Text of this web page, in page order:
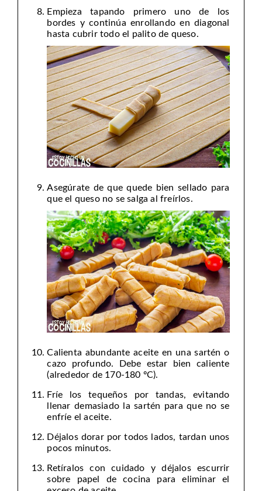
Empieza tapando primero uno de los
bordes y continúa enrollando en diagonal
hasta cubrir todo el palito de queso.
Asegúrate de que quede bien sellado para
que el queso no se salga al freírlos.
Calienta abundante aceite en una sartén o
cazo profundo. Debe estar bien caliente
(alrededor de 170-180 ºC).
Fríe los tequeños por tandas, evitando
llenar demasiado la sartén para que no se
enfríe el aceite.
Déjalos dorar por todos lados, tardan unos
pocos minutos.
Retíralos con cuidado y déjalos escurrir
sobre papel de cocina para eliminar el